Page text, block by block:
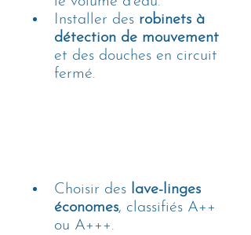
Installer des robinets à
détection de mouvement
et des douches en circuit
fermé.
Choisir des lave-linges
économes, classifiés A++
ou A+++.